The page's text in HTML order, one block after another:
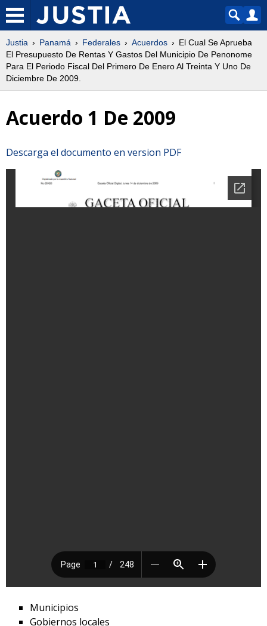
Justia Panamá Federales Acuerdos
El Cual Se Aprueba
El Presupuesto De Rentas Y Gastos Del Municipio De Penonome
Para El Periodo Fiscal Del Primero De Enero Al Treinta Y Uno De
Diciembre De 2009.
Acuerdo 1 De 2009
Descarga el documento en version PDF
Municipios
Gobiernos locales